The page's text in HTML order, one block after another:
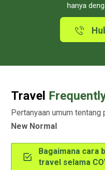
hanya
Travel
Pertanyaan umum
New Normal
Bagaimana cara
travel selama